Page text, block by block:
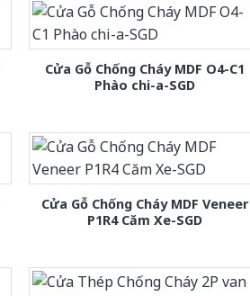
Cửa Gỗ Chống Cháy MDF O4-C1
Phào chi-a-SGD
Cửa Gỗ Chống Cháy MDF Veneer
P1R4 Căm Xe-SGD